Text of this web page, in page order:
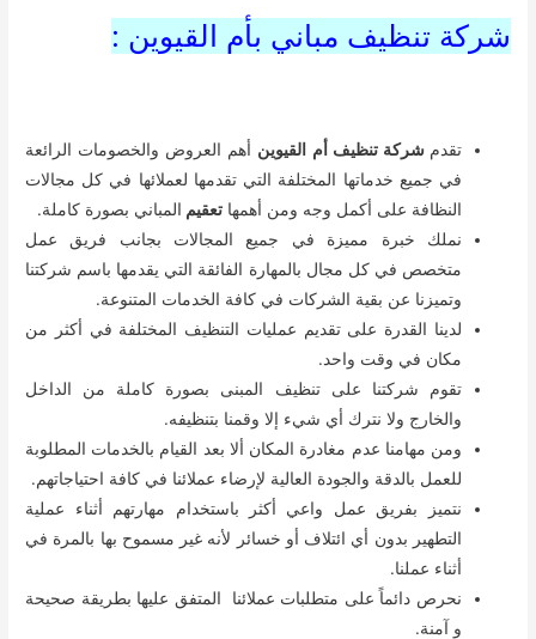
شركة تنظيف مباني بأم القيوين :
تقدم شركة تنظيف أم القيوين أهم العروض والخصومات الرائعة
في جميع خدماتها المختلفة التي تقدمها لعملائها في كل مجالات
النظافة على أكمل وجه ومن أهمهاتعقيم المباني بصورة كاملة.
نملك خبرة مميزة في جميع المجالات بجانب فريق عمل
متخصص في كل مجال بالمهارة الفائقة التي يقدمها باسم شركتنا
وتميزنا عن بقية الشركات في كافة الخدمات المتنوعة.
لدينا القدرة على تقديم عمليات التنظيف المختلفة في أكثر من
مكان في وقت واحد.
تقوم شركتنا على تنظيف المبنى بصورة كاملة من الداخل
والخارج ولا نترك أي شيء إلا وقمنا بتنظيفه.
ومن مهامنا عدم مغادرة المكان ألا بعد القيام بالخدمات المطلوبة
للعمل بالدقة والجودة العالية لإرضاء عملائنا في كافة احتياجاتهم.
نتميز بفريق عمل واعي أكثر باستخدام مهارتهم أثناء عملية
التطهير بدون أي ائتلاف أو خسائر لأنه غير مسموح بها بالمرة في
أثناء عملنا.
نحرص دائماً على متطلبات عملائنا المتفق عليها بطريقة صحيحة
و آمنة.